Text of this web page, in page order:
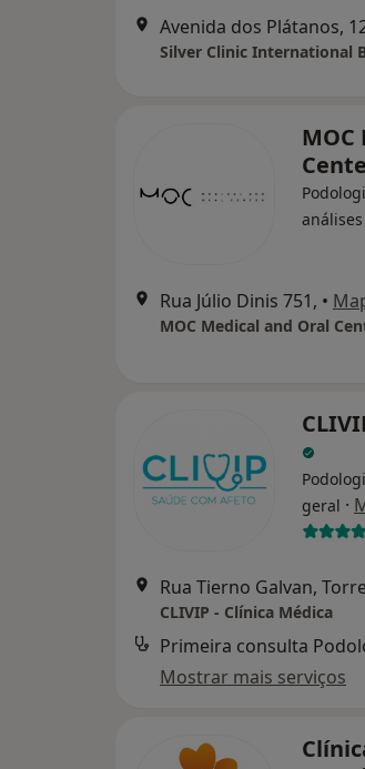
Silver Clinic International
Rua Júlio Dinis 751, •
MOC Medical and Oral
geral ·
CLIVIP - Clínica Médica
Primeira consulta
Mostrar mais serviços